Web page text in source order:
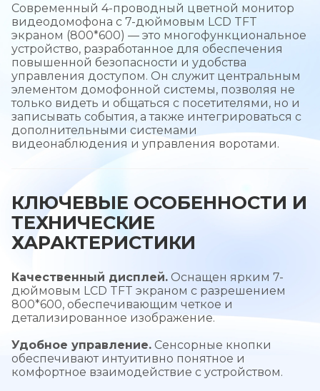
Современный 4-проводный цветной монитор
видеодомофона с 7-дюймовым LCD TFT
экраном (800*600) — это многофункциональное
устройство, разработанное для обеспечения
повышенной безопасности и удобства
управления доступом. Он служит центральным
элементом домофонной системы, позволяя не
только видеть и общаться с посетителями, но и
записывать события, а также интегрироваться с
дополнительными системами
видеонаблюдения и управления воротами.
КЛЮЧЕВЫЕ ОСОБЕННОСТИ И
ТЕХНИЧЕСКИЕ
ХАРАКТЕРИСТИКИ
Качественный дисплей. Оснащен ярким 7-
дюймовым LCD TFT экраном с разрешением
800*600, обеспечивающим четкое и
детализированное изображение.
Удобное управление. Сенсорные кнопки
обеспечивают интуитивно понятное и
комфортное взаимодействие с устройством.